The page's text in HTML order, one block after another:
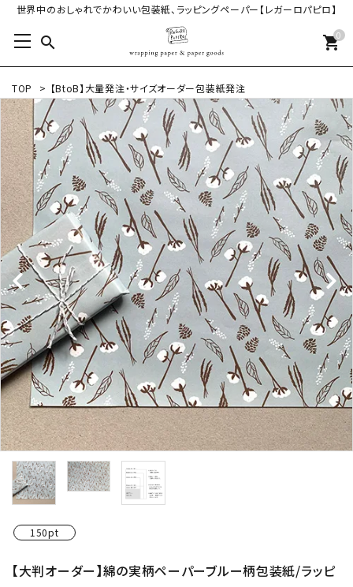
世界中のおしゃれでかわいい包装紙、ラッピングペーパー【レガーロパピロ】
search 0
shopping_cart
TOP > 【BtoB】大量発注・サイズオーダー包装紙発注
150pt
【大判オーダー】綿の実柄ペーパーブルー柄包装紙/ラッピ